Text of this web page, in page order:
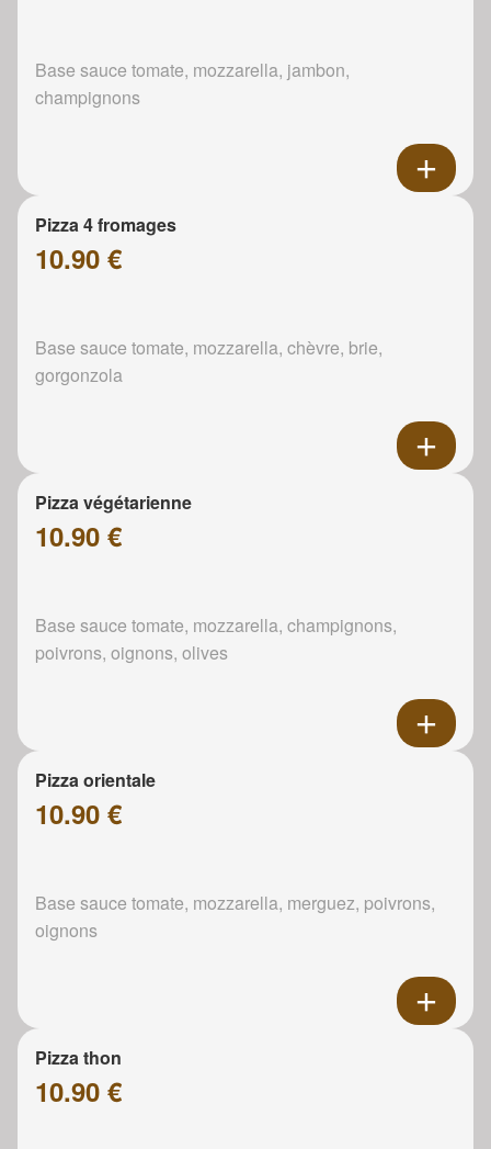
Base sauce tomate, mozzarella, jambon,
champignons
Pizza 4 fromages
10.90 €
Base sauce tomate, mozzarella, chèvre, brie,
gorgonzola
Pizza végétarienne
10.90 €
Base sauce tomate, mozzarella, champignons,
poivrons, oignons, olives
Pizza orientale
10.90 €
Base sauce tomate, mozzarella, merguez, poivrons,
oignons
Pizza thon
10.90 €